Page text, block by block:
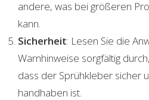
andere, was bei größeren
kann.
Sicherheit: Lesen Sie die
Warnhinweise sorgfältig
dass der Sprühkleber sicher
handhaben ist.